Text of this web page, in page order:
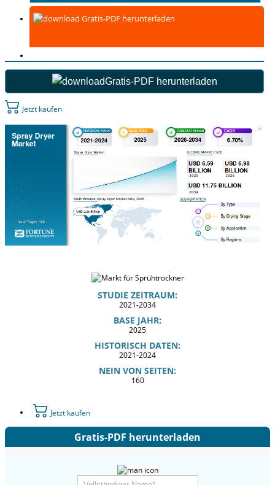
Gratis-PDF herunterladen
Gratis-PDF herunterladen
Jetzt kaufen
STUDIE ZEITRAUM:
2021-2034
BASE JAHR:
2025
HISTORISCH DATEN:
2021-2024
NEIN VON SEITEN:
160
Jetzt kaufen
Gratis-PDF herunterladen